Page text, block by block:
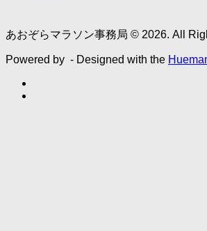
あおぞらマラソン事務局 © 2026. All
Powered by - Designed with the